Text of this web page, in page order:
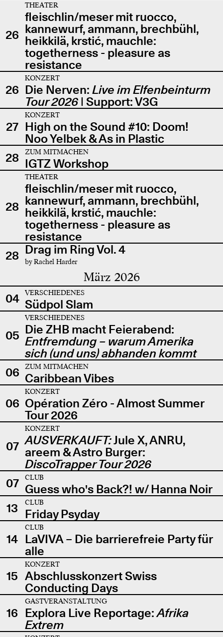
26
THEATER
fleischlin/meser mit ruocco,
kannewurf, ammann, brechbühl,
heikkilä, krstić, mauchle:
togetherness - pleasure as
resistance
26
KONZERT
Die Nerven: Live im Elfenbeinturm
Tour 2026| Support: V3G
27
KONZERT
High on the Sound #10: Doom!
Noo Yelbek & As in Plastic
28
ZUM MITMACHEN
IGTZ Workshop
28
THEATER
fleischlin/meser mit ruocco,
kannewurf, ammann, brechbühl,
heikkilä, krstić, mauchle:
togetherness - pleasure as
resistance
28 Drag im Ring Vol. 4
by Rachel Harder
März 2026
04 VERSCHIEDENES
Südpol Slam
05
VERSCHIEDENES
Die ZHB macht Feierabend:
Entfremdung – warum Amerika
sich (und uns) abhanden kommt
06
ZUM MITMACHEN
Caribbean Vibes
06
KONZERT
Opération Zéro - Almost Summer
Tour 2026
07
KONZERT
AUSVERKAUFT:Jule X, ANRU,
areem & Astro Burger:
DiscoTrapper Tour 2026
07
CLUB
Guess who's Back?! w/ Hanna Noir
13
CLUB
Friday Psyday
14
CLUB
LaVIVA – Die barrierefreie Party für
alle
15
KONZERT
Abschlusskonzert Swiss
Conducting Days
16
GASTVERANSTALTUNG
Explora Live Reportage:Afrika
Extrem